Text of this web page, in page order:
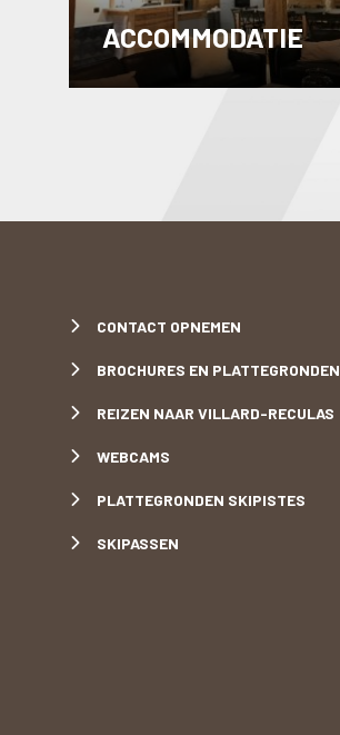
ACCOMMODATIE
Lees
CONTACT OPNEMEN
BROCHURES EN PLATTEGRONDEN
REIZEN NAAR VILLARD-RECULAS
WEBCAMS
PLATTEGRONDEN SKIPISTES
SKIPASSEN